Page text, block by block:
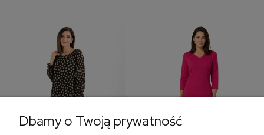
Dbamy o Twoją prywatność